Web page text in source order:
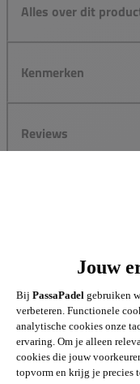
Alles over dit
Kenmerken
Reviews
Gigantisch